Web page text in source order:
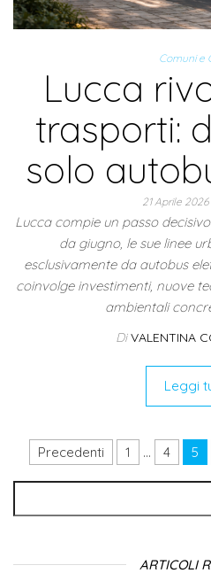
Comuni e
Lucca
trasporti:
solo
21 Aprile 2026
Lucca compie un passo
da giugno, le sue linee
esclusivamente da autobus
coinvolge investimenti, nuove
ambientali
Di VALENTINA
Leggi
Paginazione
Precedenti 1 … 4 5
ARTICOLI